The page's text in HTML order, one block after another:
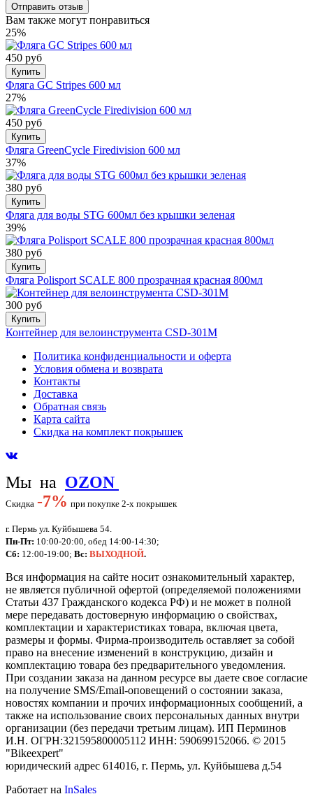
Вам также могут понравиться
25%
450 руб
Купить
Фляга GC Stripes 600 мл
27%
450 руб
Купить
Фляга GreenCycle Firedivision 600 мл
37%
380 руб
Купить
Фляга для воды STG 600мл без крышки зеленая
39%
380 руб
Купить
Фляга Polisport SCALE 800 прозрачная красная 800мл
300 руб
Купить
Контейнер для велоинструмента CSD-301M
Политика конфиденциальности и оферта
Условия обмена и возврата
Контакты
Доставка
Обратная связь
Карта сайта
Скидка на комплект покрышек
Мы на OZON
Скидка -7% при покупке 2-х покрышек
г. Пермь ул. Куйбышева 54.
Пн-Пт: 10:00-20:00, обед 14:00-14:30;
Сб: 12:00-19:00; Вс: ВЫХОДНОЙ.
Вся информация на сайте носит ознакомительный характер,
не является публичной офертой (определяемой положениями
Статьи 437 Гражданского кодекса РФ) и не может в полной
мере передавать достоверную информацию о свойствах,
комплектации и характеристиках товара, включая цвета,
размеры и формы. Фирма-производитель оставляет за собой
право на внесение изменений в конструкцию, дизайн и
комплектацию товара без предварительного уведомления.
При создании заказа на данном ресурсе вы даете свое согласие
на получение SMS/Email-оповещений о состоянии заказа,
новостях компании и прочих информационных сообщений, а
также на использование своих персональных данных внутри
организации (без передачи третьим лицам). ИП Перминов
И.Н. ОГРН:321595800005112 ИНН: 590699152066. © 2015
"Bikeexpert"
юридический адрес 614016, г. Пермь, ул. Куйбышева д.54
Работает на InSales